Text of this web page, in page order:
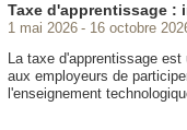
Taxe d'apprentissage :
1 mai 2026
16 octobre
La taxe d'apprentissage
aux employeurs de
l'enseignement